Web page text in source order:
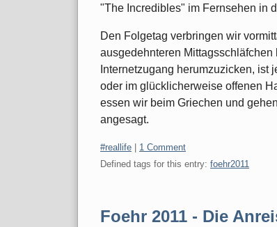
"The Incredibles" im Fernsehen in
Den Folgetag verbringen wir
ausgedehnteren
Internetzugang herumzuzicken, ist
oder im glücklicherweise offenen
essen wir beim Griechen und
angesagt.
Categories:
#reallife
1 Comment
Defined tags for this entry: foehr2011
Foehr 2011 - Die